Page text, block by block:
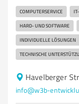
COMPUTERSERVICE
HARD- UND SOFTWARE
INDIVIDUELLE LÖSUNGEN
TECHNISCHE
Havelberger
info@w3b-